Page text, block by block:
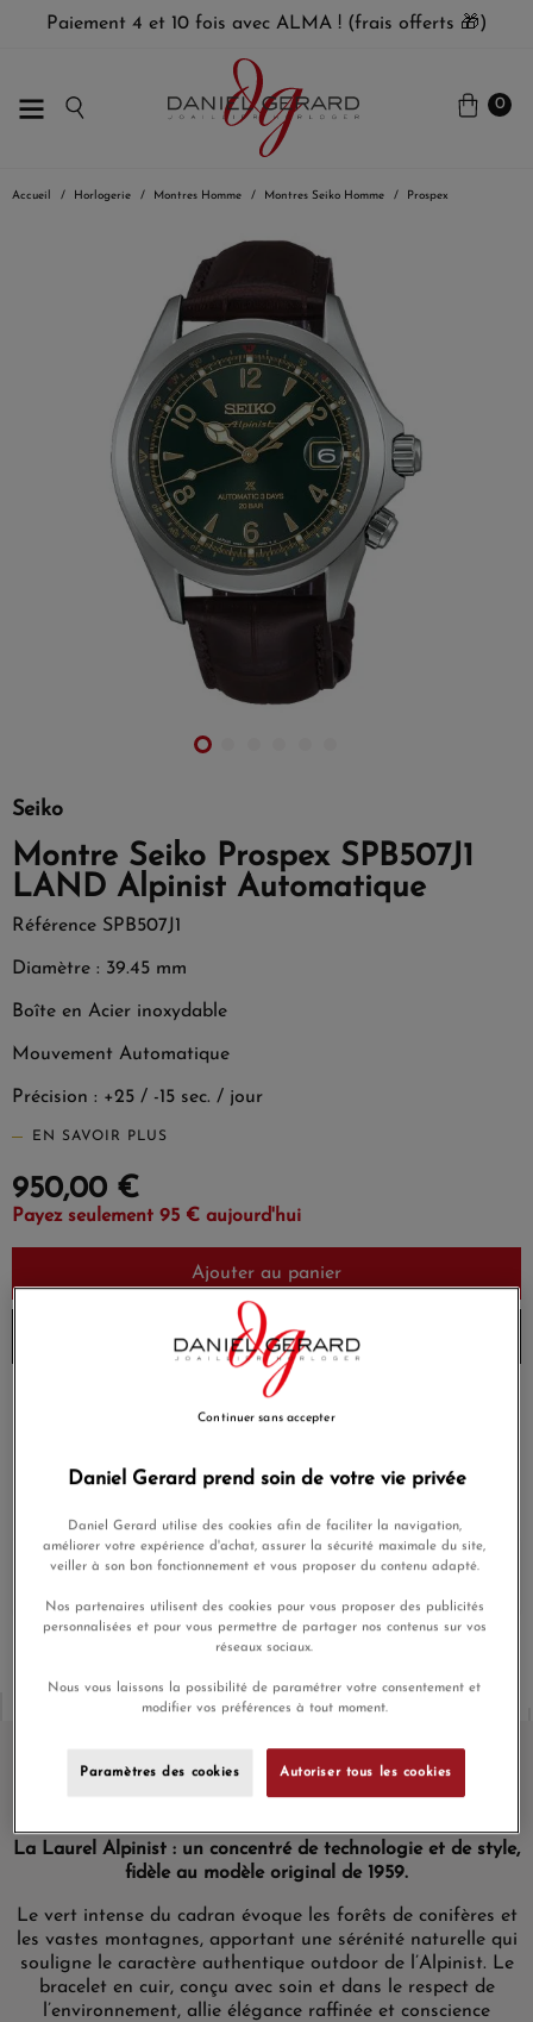
Paiement 4 et 10 fois avec ALMA ! (frais offerts 🎁)
0
Accueil Horlogerie Montres Homme Montres Seiko Homme Prospex
Seiko
Montre Seiko Prospex SPB507J1
LAND Alpinist Automatique
Référence SPB507J1
Diamètre : 39.45 mm
Boîte en Acier inoxydable
Mouvement Automatique
Précision : +25 / -15 sec. / jour
EN SAVOIR PLUS
950,00 €
Payez seulement 95 € aujourd'hui
Ajouter au panier
Envoi sous 8 à 10 jours
Livraison gratuite
Paiement sécurisé
Satisfait ou
remboursé
En achetant ce produit vous gagnerez28,50 €grâce à notre
La Laurel Alpinist : un concentré de technologie et de style,
fidèle au modèle original de 1959.
Le vert intense du cadran évoque les forêts de conifères et
les vastes montagnes, apportant une sérénité naturelle qui
souligne le caractère authentique outdoorde l’Alpinist. Le
bracelet en cuir, conçu avec soin et dans le respect de
l’environnement, allie élégance raffinée et conscience
Daniel Gerard prend soin de votre vie privée
Daniel Gerard utilise des cookies afin de faciliter la navigation,
améliorer votre expérience d'achat, assurer la sécurité maximale du site,
veiller à son bon fonctionnement et vous proposer du contenu adapté.
Nos partenaires utilisent des cookies pour vous proposer des publicités
personnalisées et pour vous permettre de partager nos contenus sur vos
réseaux sociaux.
Nous vous laissons la possibilité de paramétrer votre consentement et
modifier vos préférences à tout moment.
Paramètres des cookies Autoriser tous les cookies
Continuer sans accepter